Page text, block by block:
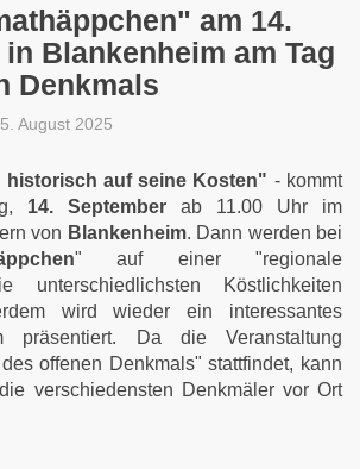
am 14.
Blankenheim am Tag
Denkmals
August 2025
auf seine Kosten" - kommt
14. September ab 11.00 Uhr im
von Blankenheim. Dann werden bei
" auf einer "regionale
unterschiedlichsten Köstlichkeiten
wird wieder ein interessantes
präsentiert. Da die Veranstaltung
offenen Denkmals" stattfindet, kann
verschiedensten Denkmäler vor Ort